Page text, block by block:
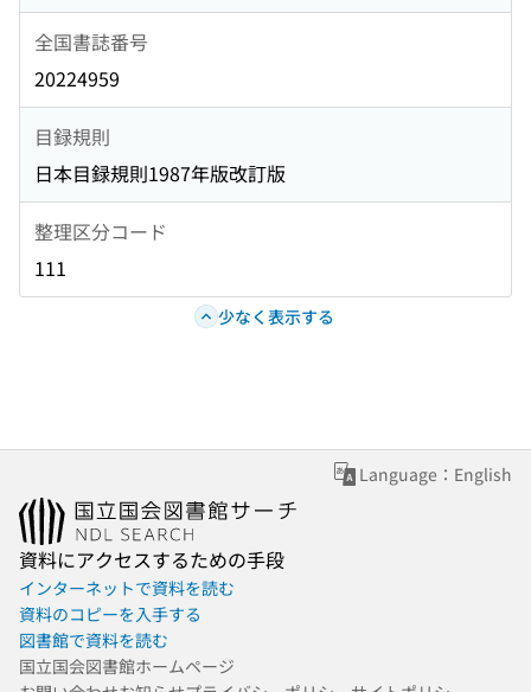
全国書誌番号
20224959
目録規則
日本目録規則1987年版改訂版
整理区分コード
111
少なく表示する
Language：English
資料にアクセスするための手段
インターネットで資料を読む
資料のコピーを入手する
図書館で資料を読む
国立国会図書館ホームページ